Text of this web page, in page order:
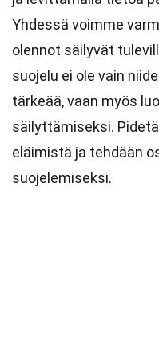
Yhdessä voimme
olennot säilyvät
suojelu ei ole vain
tärkeää, vaan myös
säilyttämiseksi.
eläimistä ja tehdään
suojelemiseksi.